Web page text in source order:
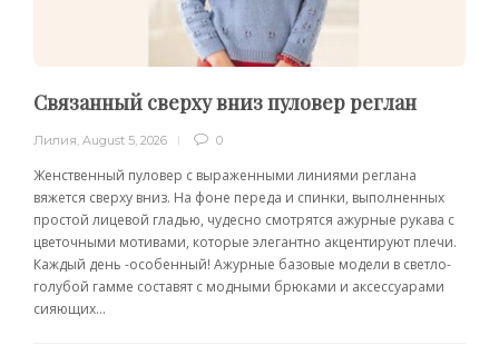
Связанный сверху вниз пуловер реглан
Лилия, August 5, 2026 0
Женственный пуловер с выраженными линиями реглана
вяжется сверху вниз. На фоне переда и спинки, выполненных
простой лицевой гладью, чудесно смотрятся ажурные рукава с
цветочными мотивами, которые элегантно акцентируют плечи.
Каждый день -особенный! Ажурные базовые модели в светло-
голубой гамме составят с модными брюками и аксессуарами
сияющих...